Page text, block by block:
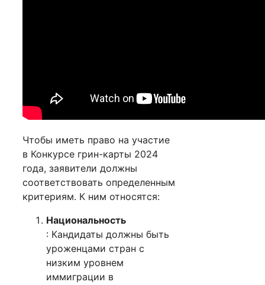
Чтобы иметь право на участие
в Конкурсе грин-карты 2024
года, заявители должны
соответствовать определенным
критериям. К ним относятся:
Национальность
: Кандидаты должны быть
уроженцами стран с
низким уровнем
иммиграции в